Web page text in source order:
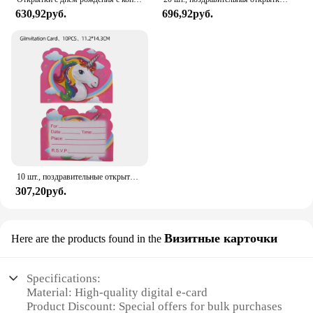
630,92руб. 696,92руб.
10 шт., поздравительные открытки с единорогом
307,20руб.
Here are the products found in the Визитные карточки
Specifications:
Material: High-quality digital e-card
Product Discount: Special offers for bulk purchases